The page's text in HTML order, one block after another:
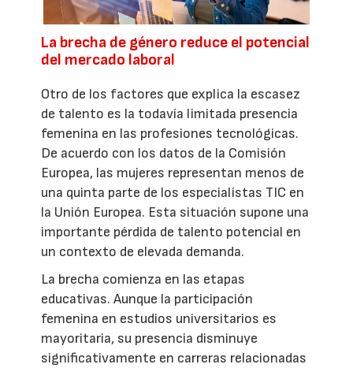
La brecha de género reduce el potencial
del mercado laboral
Otro de los factores que explica la escasez
de talento es la todavía limitada presencia
femenina en las profesiones tecnológicas.
De acuerdo con los datos de la Comisión
Europea, las mujeres representan menos de
una quinta parte de los especialistas TIC en
la Unión Europea. Esta situación supone una
importante pérdida de talento potencial en
un contexto de elevada demanda.
La brecha comienza en las etapas
educativas. Aunque la participación
femenina en estudios universitarios es
mayoritaria, su presencia disminuye
significativamente en carreras relacionadas